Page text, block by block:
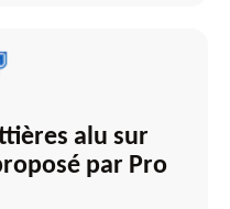
alu sur
par Pro